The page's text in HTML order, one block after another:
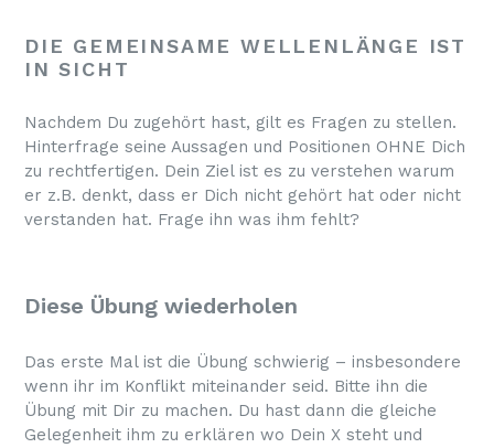
DIE GEMEINSAME WELLENLÄNGE IST
IN SICHT
Nachdem Du zugehört hast, gilt es Fragen zu stellen.
Hinterfrage seine Aussagen und Positionen OHNE Dich
zu rechtfertigen. Dein Ziel ist es zu verstehen warum
er z.B. denkt, dass er Dich nicht gehört hat oder nicht
verstanden hat. Frage ihn was ihm fehlt?
Diese Übung wiederholen
Das erste Mal ist die Übung schwierig – insbesondere
wenn ihr im Konflikt miteinander seid. Bitte ihn die
Übung mit Dir zu machen. Du hast dann die gleiche
Gelegenheit ihm zu erklären wo Dein X steht und